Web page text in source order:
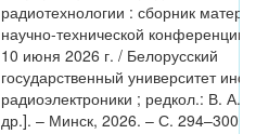
радиотехнологии : сборник
научно-технической
10 июня 2026 г. / Белорусский
государственный университет
радиоэлектроники ; редкол.: В. А.
др.]. – Минск, 2026. – С. 294–300.